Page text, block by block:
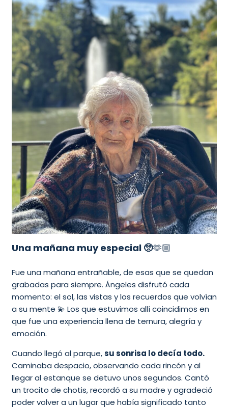
Una mañana muy especial 🥺🫶🏼
Fue una mañana entrañable, de esas que se quedan
grabadas para siempre. Ángeles disfrutó cada
momento: el sol, las vistas y los recuerdos que volvían
a su mente 💫 Los que estuvimos allí coincidimos en
que fue una experiencia llena de ternura, alegría y
emoción.
Cuando llegó al parque,su sonrisa lo decía todo.
Caminaba despacio, observando cada rincón y al
llegar al estanque se detuvo unos segundos. Cantó
un trocito de chotis, recordó a su madre y agradeció
poder volver a un lugar que había significado tanto